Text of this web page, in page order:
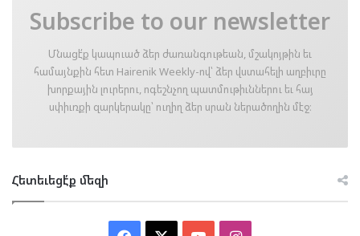
Subscribe to our newsletter
Մնացէ՛ք կապուած ձեր ժառանգութեան, մշակոյթին եւ
համայնքին հետ Hairenik Weekly-ով՝ ձեր վստահելի աղբիւրը
խորքային լուրերու, ոգեշնչող պատմութիւններու եւ հայ
սփիւռքի զարկերակը՝ ուղիղ ձեր սրան ներածողին մէջ։
Հետեւեցէ՛ք մեզի